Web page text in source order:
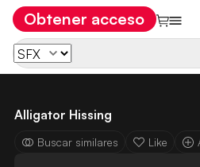
Obtener acceso
Alligator Hissing
Buscar similares Like